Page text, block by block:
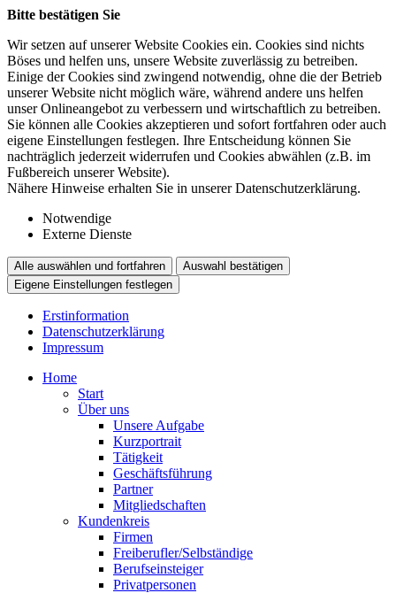
Bitte bestätigen Sie
Wir setzen auf unserer Website Cookies ein. Cookies sind nichts
Böses und helfen uns, unsere Website zuverlässig zu betreiben.
Einige der Cookies sind zwingend notwendig, ohne die der Betrieb
unserer Website nicht möglich wäre, während andere uns helfen
unser Onlineangebot zu verbessern und wirtschaftlich zu betreiben.
Sie können alle Cookies akzeptieren und sofort fortfahren oder auch
eigene Einstellungen festlegen. Ihre Entscheidung können Sie
nachträglich jederzeit widerrufen und Cookies abwählen (z.B. im
Fußbereich unserer Website).
Nähere Hinweise erhalten Sie in unserer Datenschutzerklärung.
Notwendige
Externe Dienste
Alle auswählen und fortfahren
Auswahl bestätigen
Eigene Einstellungen festlegen
Erstinformation
Datenschutzerklärung
Impressum
Home
Start
Über uns
Unsere Aufgabe
Kurzportrait
Tätigkeit
Geschäftsführung
Partner
Mitgliedschaften
Kundenkreis
Firmen
Freiberufler/Selbständige
Berufseinsteiger
Privatpersonen